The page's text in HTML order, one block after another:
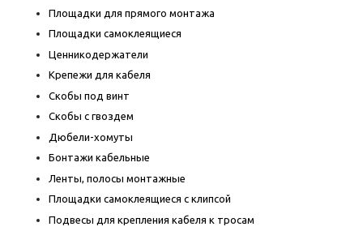
Площадки для прямого монтажа
Площадки самоклеящиеся
Ценникодержатели
Крепежи для кабеля
Скобы под винт
Скобы с гвоздем
Дюбели-хомуты
Бонтажи кабельные
Ленты, полосы монтажные
Площадки самоклеящиеся с клипсой
Подвесы для крепления кабеля к тросам